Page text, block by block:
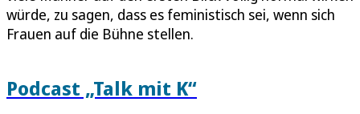
würde, zu sagen, dass es feministisch sei, wenn sich
Frauen auf die Bühne stellen.
Podcast „Talk mit K“